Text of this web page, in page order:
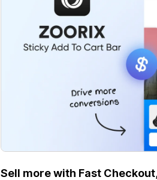
Sell more with Fast